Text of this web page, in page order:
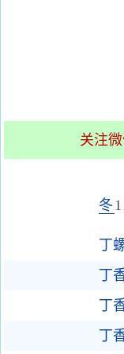
关注
冬
丁
丁
丁
丁